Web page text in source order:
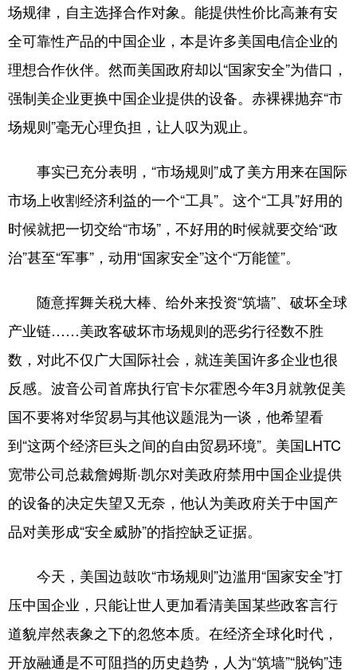
场规律，自主选择合作对象。能提供性价比高兼有安
全可靠性产品的中国企业，本是许多美国电信企业的
理想合作伙伴。然而美国政府却以“国家安全”为借口，
强制美企业更换中国企业提供的设备。赤裸裸抛弃“市
场规则”毫无心理负担，让人叹为观止。
事实已充分表明，“市场规则”成了美方用来在国际
市场上收割经济利益的一个“工具”。这个“工具”好用的
时候就把一切交给“市场”，不好用的时候就要交给“政
治”甚至“军事”，动用“国家安全”这个“万能筐”。
随意挥舞关税大棒、给外来投资“筑墙”、破坏全球
产业链……美政客破坏市场规则的恶劣行径数不胜
数，对此不仅广大国际社会，就连美国许多企业也很
反感。波音公司首席执行官卡尔霍恩今年3月就敦促美
国不要将对华贸易与其他议题混为一谈，他希望看
到“这两个经济巨头之间的自由贸易环境”。美国LHTC
宽带公司总裁詹姆斯·凯尔对美政府禁用中国企业提供
的设备的决定失望又无奈，他认为美政府关于中国产
品对美形成“安全威胁”的指控缺乏证据。
今天，美国边鼓吹“市场规则”边滥用“国家安全”打
压中国企业，只能让世人更加看清美国某些政客言行
道貌岸然表象之下的忽悠本质。在经济全球化时代，
开放融通是不可阻挡的历史趋势，人为“筑墙”“脱钩”违